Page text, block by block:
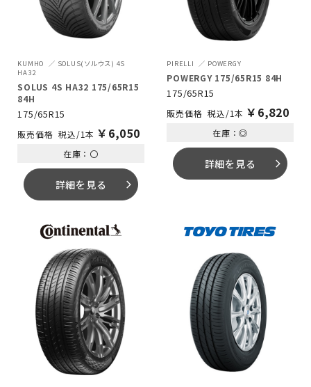
KUMHO
SOLUS(ソルウス) 4S
HA32
SOLUS 4S HA32 175/65R15
84H
175/65R15
税込/1本 ￥ 6,050
在庫：〇
詳細を見る arrow_forward_ios
PIRELLI POWERGY
POWERGY 175/65R15 84H
175/65R15
税込/1本 ￥ 6,820
在庫：◎
詳細を見る arrow_forward_ios